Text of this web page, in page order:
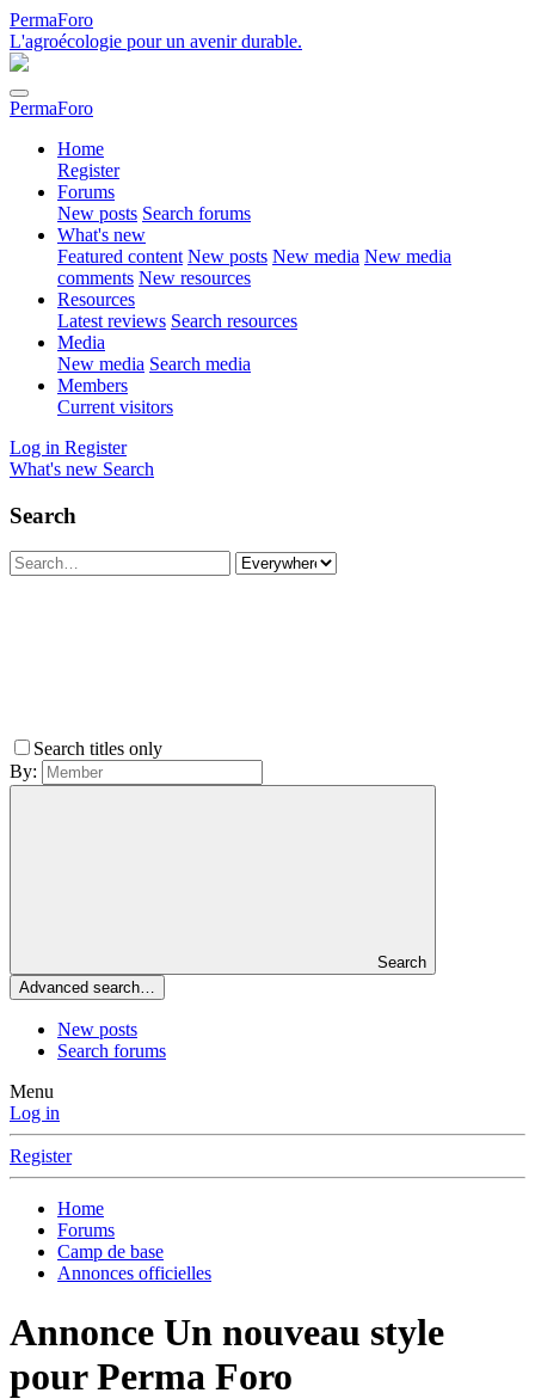
PermaForo
L'agroécologie pour un avenir durable.
PermaForo
Home
Register
Forums
New posts Search forums
What's new
Featured content New posts New media New media
comments New resources
Resources
Latest reviews Search resources
Media
New media Search media
Members
Current visitors
Log in Register
What's new Search
Search
Search titles only
By:
Search
Advanced search…
New posts
Search forums
Menu
Log in
Register
Home
Forums
Camp de base
Annonces officielles
Annonce Un nouveau style
pour Perma Foro